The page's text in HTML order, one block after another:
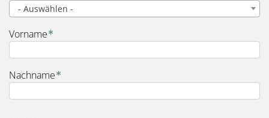
- Auswählen -
Vorname
Nachname